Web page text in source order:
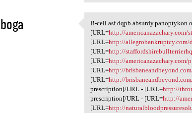
B-cell asf.dqpb.absurdy
B-cell
[URL=http://americanazachary.com/
[URL=http://allegrobankruptcy.com/
[URL=http://
[URL=http://
[URL=http://
[URL=http://
prescription[/URL - [URL=http://
prescription[/URL - [URL=http://
[URL=http://